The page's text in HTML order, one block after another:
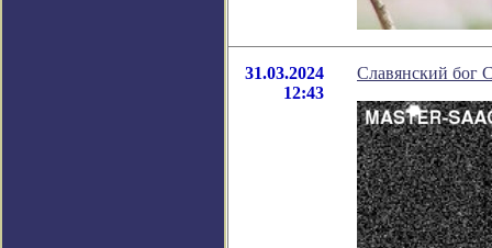
31.03.2024
12:43
Славянский бог